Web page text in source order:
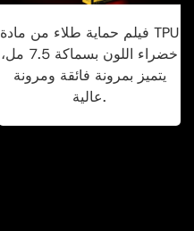
فيلم حماية طلاء من مادة TPU
خضراء اللون بسماكة 7.5 مل،
يتميز بمرونة فائقة ومرونة
عالية.